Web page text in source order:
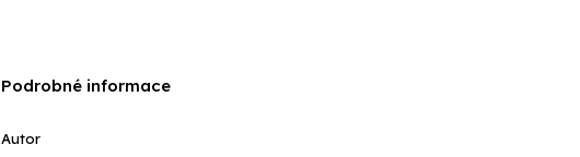
Podrobné informace
Autor